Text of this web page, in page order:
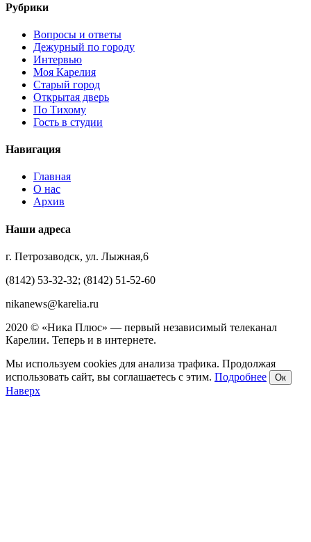
Рубрики
Вопросы и ответы
Дежурный по городу
Интервью
Моя Карелия
Старый город
Открытая дверь
По Тихому
Гость в студии
Навигация
Главная
О нас
Архив
Наши адреса
г. Петрозаводск, ул. Лыжная,6
(8142) 53-32-32; (8142) 51-52-60
nikanews@karelia.ru
2020 © «Ника Плюс» — первый независимый телеканал
Карелии. Теперь и в интернете.
Мы используем cookies для анализа трафика. Продолжая
использовать сайт, вы соглашаетесь с этим. Подробнее Ок
Наверх